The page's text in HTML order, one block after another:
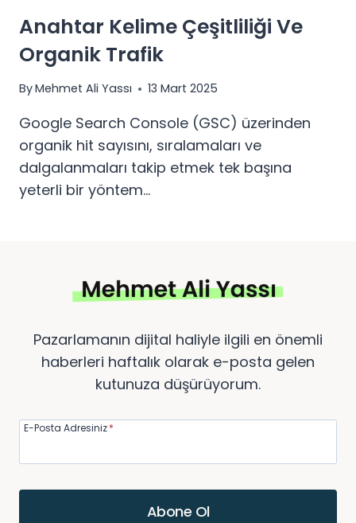
Anahtar Kelime Çeşitliliği Ve
Organik Trafik
ByMehmet Ali Yassı 13 Mart 2025
Google Search Console (GSC) üzerinden
organik hit sayısını, sıralamaları ve
dalgalanmaları takip etmek tek başına
yeterli bir yöntem…
Pazarlamanın dijital haliyle ilgili en önemli
haberleri haftalık olarak e-posta gelen
kutunuza düşürüyorum.
E-Posta Adresiniz*
Abone Ol